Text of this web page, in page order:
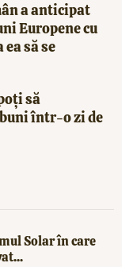
a anticipat
Europene cu
să se
să
într-o zi de
Solar în care